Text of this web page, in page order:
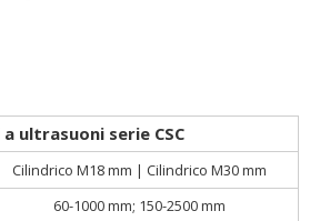
ultrasuoni serie CSC
Cilindrico M18 mm | Cilindrico M30 mm
60-1000 mm; 150-2500 mm